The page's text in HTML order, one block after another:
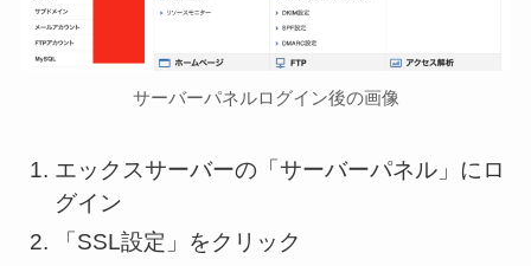
サーバーパネルログイン後の画像
エックスサーバーの「サーバーパネル」にロ
グイン
「SSL設定」をクリック